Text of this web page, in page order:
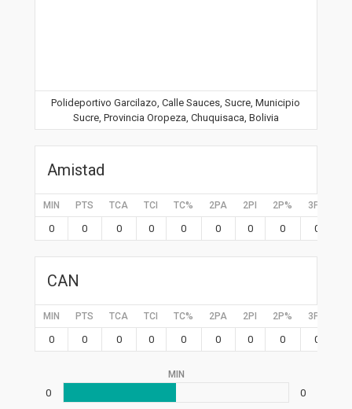
Polideportivo Garcilazo, Calle Sauces, Sucre, Municipio
Sucre, Provincia Oropeza, Chuquisaca, Bolivia
Amistad
MIN PTS TCA TCI TC% 2PA 2PI 2P% 3PA
0 0 0 0 0 0 0 0 0
CAN
MIN PTS TCA TCI TC% 2PA 2PI 2P% 3PA
0 0 0 0 0 0 0 0 0
MIN
0 0